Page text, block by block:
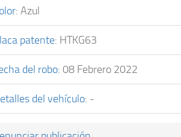
: Azul
patente: HTKG63
del robo: 08 Febrero 2022
del vehículo: -